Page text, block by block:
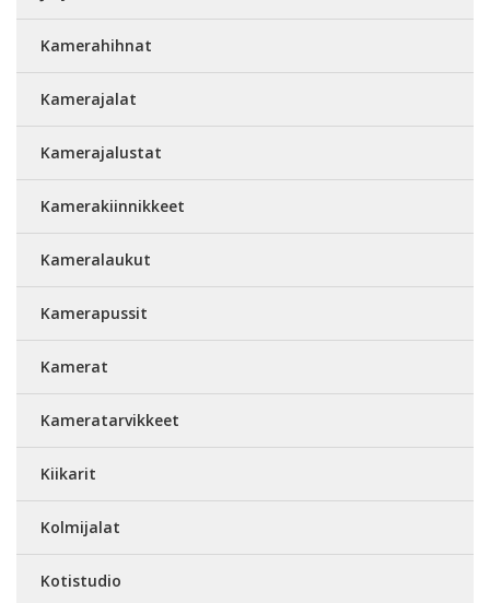
Kamerahihnat
Kamerajalat
Kamerajalustat
Kamerakiinnikkeet
Kameralaukut
Kamerapussit
Kamerat
Kameratarvikkeet
Kiikarit
Kolmijalat
Kotistudio